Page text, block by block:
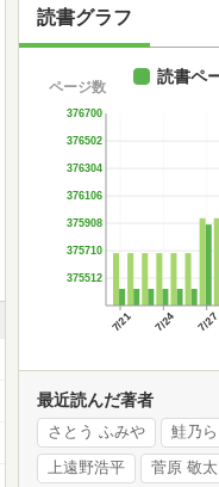
読書グラフ
7/21 7/24 7/27
375512
375710
375908
376106
376304
376502
376700
ページ数
読書ペ
最近読んだ著者
さとう ふみや 鮭乃
上遠野浩平 菅原 敬太